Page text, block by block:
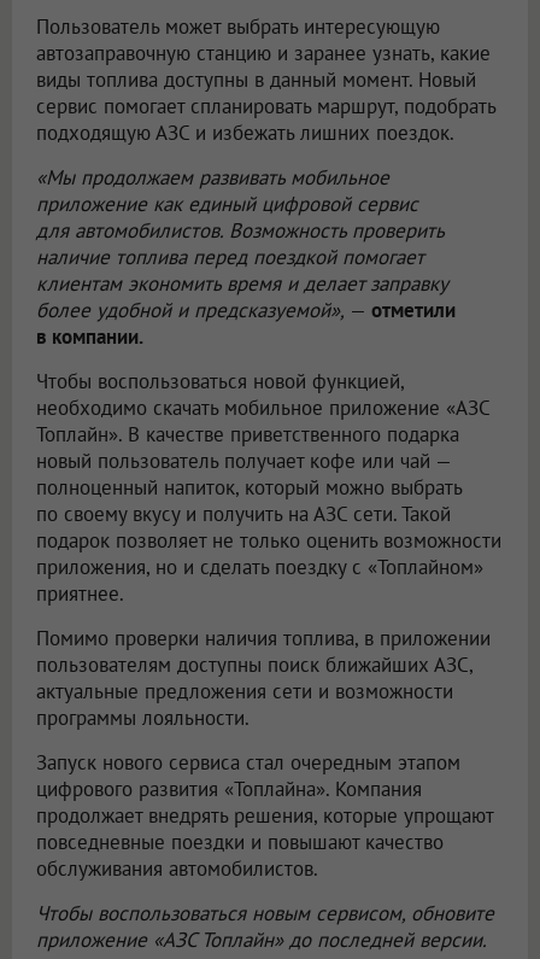
Пользователь может выбрать интересующую
автозаправочную станцию и заранее узнать, какие
виды топлива доступны в данный момент. Новый
сервис помогает спланировать маршрут, подобрать
подходящую АЗС и избежать лишних поездок.
«Мы продолжаем развивать мобильное
приложение как единый цифровой сервис
для автомобилистов. Возможность проверить
наличие топлива перед поездкой помогает
клиентам экономить время и делает заправку
более удобной и предсказуемой», — отметили
в компании.
Чтобы воспользоваться новой функцией,
необходимо скачать мобильное приложение «АЗС
Топлайн». В качестве приветственного подарка
новый пользователь получает кофе или чай —
полноценный напиток, который можно выбрать
по своему вкусу и получить на АЗС сети. Такой
подарок позволяет не только оценить возможности
приложения, но и сделать поездку с «Топлайном»
приятнее.
Помимо проверки наличия топлива, в приложении
пользователям доступны поиск ближайших АЗС,
актуальные предложения сети и возможности
программы лояльности.
Запуск нового сервиса стал очередным этапом
цифрового развития «Топлайна». Компания
продолжает внедрять решения, которые упрощают
повседневные поездки и повышают качество
обслуживания автомобилистов.
Чтобы воспользоваться новым сервисом, обновите
приложение «АЗС Топлайн» до последней версии.